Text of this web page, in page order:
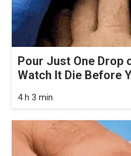
Pour Just One Drop
Watch It Die Before
4 h 3 min